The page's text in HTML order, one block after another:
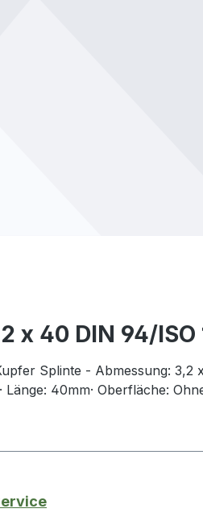
40 DIN 94/ISO
Splinte - Abmessung: 3,2
Länge: 40mm· Oberfläche: